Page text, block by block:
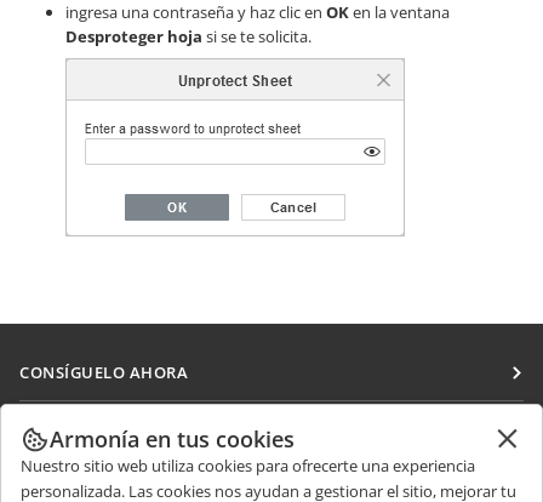
ingresa una contraseña y haz clic en OKen la ventana
Desproteger hoja si se te solicita.
CONSÍGUELO AHORA
Docs
DocSpace
Workspace
COLABORAR
Para colaboradores
RECIBIR NOTICIAS
Armonía en tus cookies
Nuestro sitio web utiliza cookies para ofrecerte una experiencia
personalizada. Las cookies nos ayudan a gestionar el sitio, mejorar tu